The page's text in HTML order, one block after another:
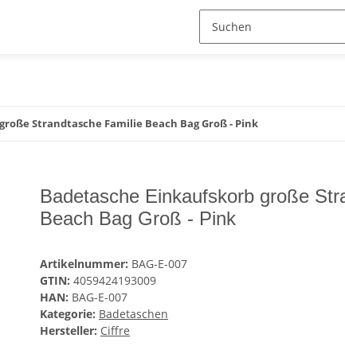
Strandtasche Familie Beach Bag Groß - Pink
Badetasche Einkaufskorb große
Beach Bag Groß - Pink
Artikelnummer: BAG-E-007
GTIN: 4059424193009
HAN: BAG-E-007
Kategorie: Badetaschen
Hersteller: Ciffre